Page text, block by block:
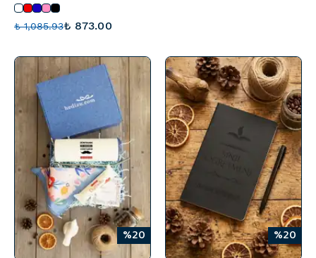
₺ 1,085.93₺ 873.00
%20 %20